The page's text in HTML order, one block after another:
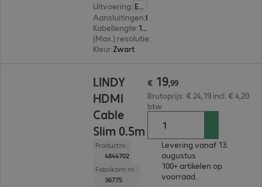
Uitvoering: Europa
Aansluitingen:
Kabellengte: 1 m
(Max.) resolutie:
Kleur:Zwart
LINDY
HDMI
Cable
Slim 0.5m
Productnr.:
4844702
Fabrikant-nr.:
36775
€ 19,99
Brutoprijs: € 24,19 incl. € 4,20
btw
Levering vanaf 13.
augustus
100+ artikelen op
voorraad.